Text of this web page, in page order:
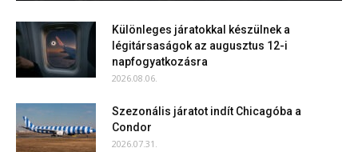
Különleges járatokkal készülnek a
légitársaságok az augusztus 12-i
napfogyatkozásra
2026.08.06.
Szezonális járatot indít Chicagóba a
Condor
2026.07.31.